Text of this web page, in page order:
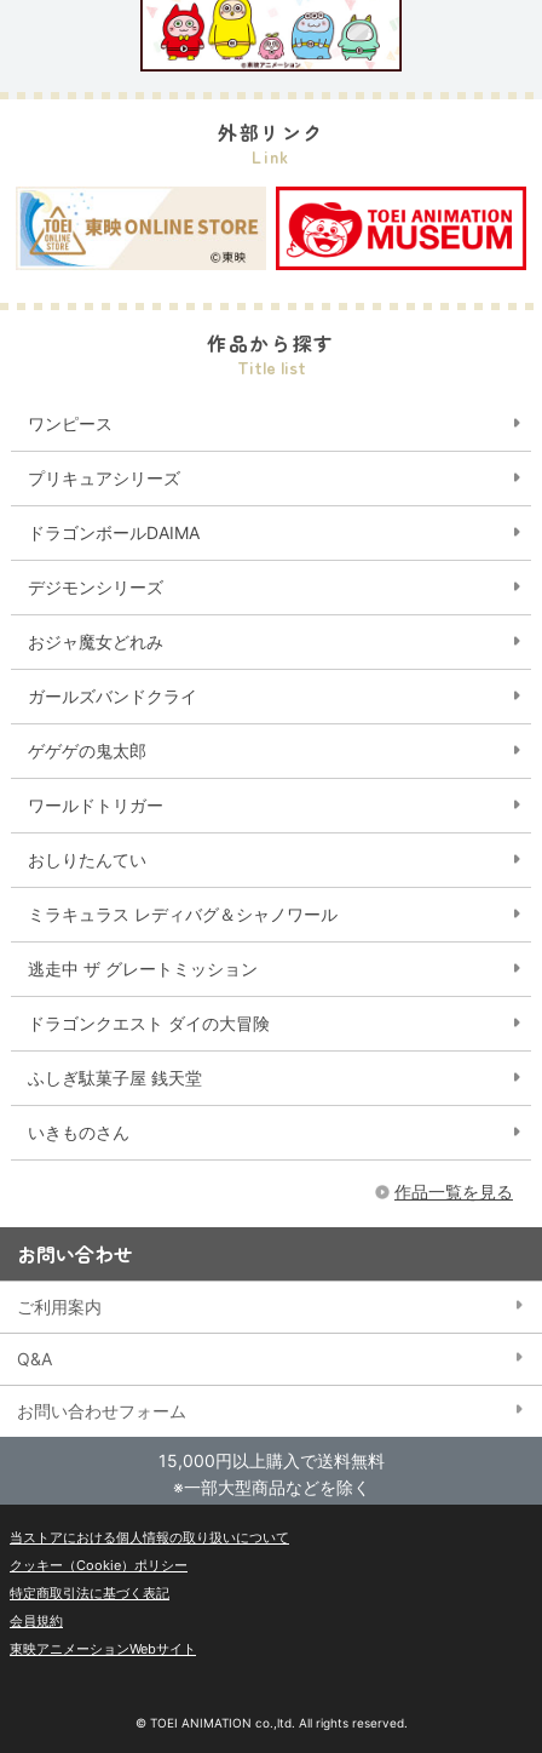
外部リンク
Link
作品から探す
Title list
ワンピース
プリキュアシリーズ
ドラゴンボールDAIMA
デジモンシリーズ
おジャ魔女どれみ
ガールズバンドクライ
ゲゲゲの鬼太郎
ワールドトリガー
おしりたんてい
ミラキュラス レディバグ＆シャノワール
逃走中 ザ グレートミッション
ドラゴンクエスト ダイの大冒険
ふしぎ駄菓子屋 銭天堂
いきものさん
作品一覧を見る
お問い合わせ
ご利用案内
Q&A
お問い合わせフォーム
15,000円以上購入で送料無料
※一部大型商品などを除く
当ストアにおける個人情報の取り扱いについて
クッキー（Cookie）ポリシー
特定商取引法に基づく表記
会員規約
東映アニメーションWebサイト
© TOEI ANIMATION co.,ltd. All rights reserved.